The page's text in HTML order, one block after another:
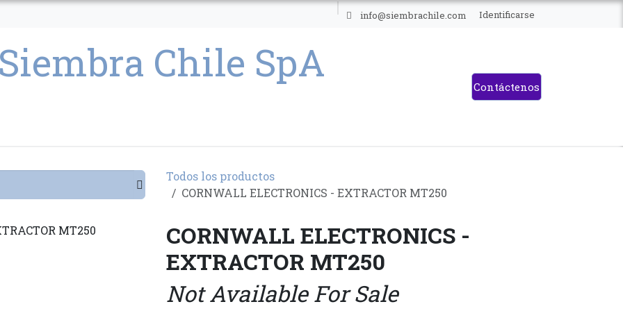
info@siembrachile.com Identificarse
Contáctenos
Todos los productos
CORNWALL ELECTRONICS - EXTRACTOR MT250
CORNWALL ELECTRONICS -
EXTRACTOR MT250
Not Available For Sale